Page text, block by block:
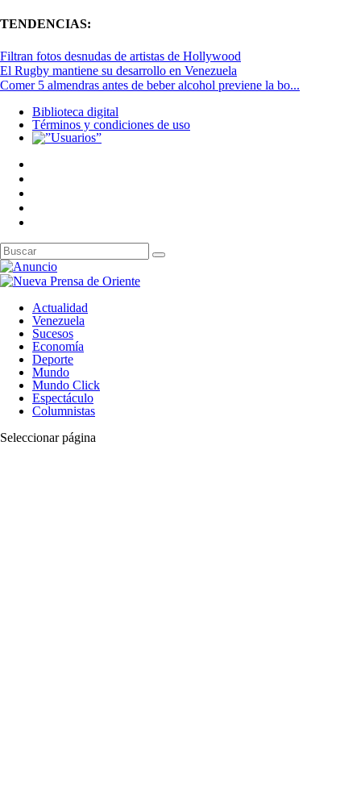
TENDENCIAS:
Filtran fotos desnudas de artistas de Hollywood
El Rugby mantiene su desarrollo en Venezuela
Comer 5 almendras antes de beber alcohol previene la bo...
Biblioteca digital
Términos y condiciones de uso
Actualidad
Venezuela
Sucesos
Economía
Deporte
Mundo
Mundo Click
Espectáculo
Columnistas
Seleccionar página